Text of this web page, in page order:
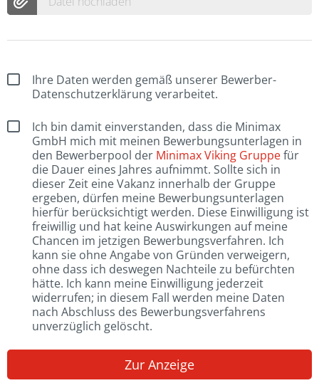
Ihre Daten werden gemäß unserer Bewerber-
Datenschutzerklärung verarbeitet.
Ich bin damit einverstanden, dass die Minimax
GmbH mich mit meinen Bewerbungsunterlagen in
den Bewerberpool der Minimax Viking Gruppefür
die Dauer eines Jahres aufnimmt. Sollte sich in
dieser Zeit eine Vakanz innerhalb der Gruppe
ergeben, dürfen meine Bewerbungsunterlagen
hierfür berücksichtigt werden. Diese Einwilligung ist
freiwillig und hat keine Auswirkungen auf meine
Chancen im jetzigen Bewerbungsverfahren. Ich
kann sie ohne Angabe von Gründen verweigern,
ohne dass ich deswegen Nachteile zu befürchten
hätte. Ich kann meine Einwilligung jederzeit
widerrufen; in diesem Fall werden meine Daten
nach Abschluss des Bewerbungsverfahrens
unverzüglich gelöscht.
Zur Anzeige